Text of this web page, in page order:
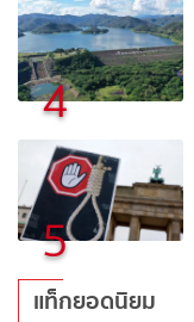
4
5
แท็กยอดนิยม